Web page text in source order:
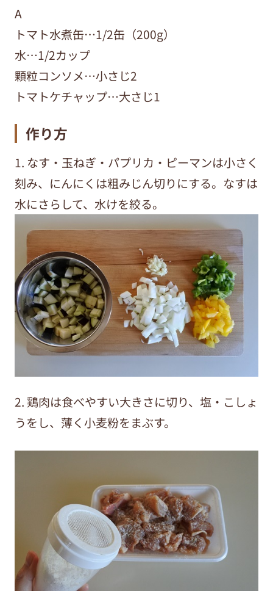
A
トマト水煮缶…1/2缶（200g）
水…1/2カップ
顆粒コンソメ…小さじ2
トマトケチャップ…大さじ1
作り方
1. なす・玉ねぎ・パプリカ・ピーマンは小さく
刻み、にんにくは粗みじん切りにする。なすは
水にさらして、水けを絞る。
2. 鶏肉は食べやすい大きさに切り、塩・こしょ
うをし、薄く小麦粉をまぶす。